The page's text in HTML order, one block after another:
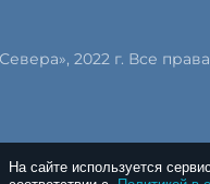
2022 г. Все
На сайте используется